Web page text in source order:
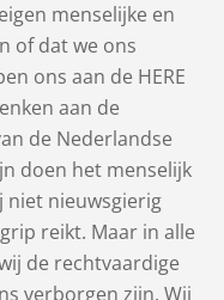
menselijke en
of dat we ons
ons aan de HERE
aan de
de Nederlandse
doen het menselijk
niet nieuwsgierig
reikt. Maar in alle
de rechtvaardige
verborgen zijn. Wij